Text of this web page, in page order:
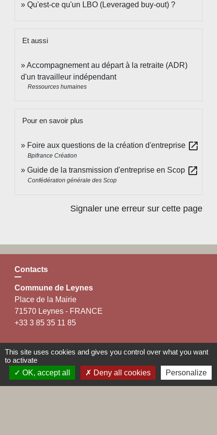
Qu'est-ce qu'un LBO (Leveraged buy-out) ?
Et aussi
Accompagnement au départ à la retraite (ADR)
d'un travailleur indépendant
Ressources humaines
Pour en savoir plus
Foire aux questions de la création d'entreprise open_in_new
Bpifrance Création
Guide de la transmission d'entreprise en Scop open_in_new
Confédération générale des Scop
Signaler une erreur sur cette page
Contacts
Commune de Leynes
Place de la Mairie
71570 Leynes - FRANCE
+33 3 85 35 11 85
This site uses cookies and gives you control over what you want
to activate
OK, accept all
Deny all cookies Personalize